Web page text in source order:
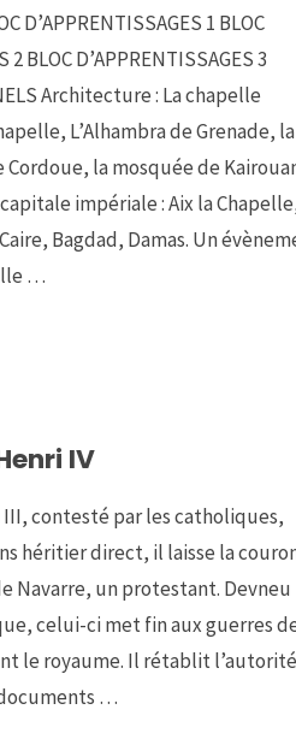
D’APPRENTISSAGES 1 BLOC
2 BLOC D’APPRENTISSAGES 3
Architecture : La chapelle
L’Alhambra de Grenade, la
la mosquée de
impériale : Aix la
Bagdad, Damas. Un
…
IV
III, contesté par les catholiques,
héritier direct, il laisse la
Navarre, un protestant. Devneu
celui-ci met fin aux guerres
le royaume. Il rétablit l’autorité
…